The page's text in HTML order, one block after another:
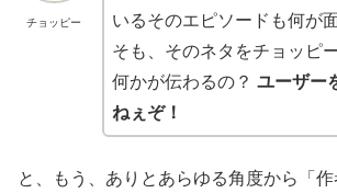
チョッピー
いるそのエピソードも何が
そも、そのネタをチョッピ
何かが伝わるの？ ユーザー
ねぇぞ！
と、もう、ありとあらゆる角度から「作